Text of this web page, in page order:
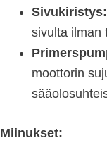
Sivukiristys:
sivulta ilman
moottorin
Miinukset: